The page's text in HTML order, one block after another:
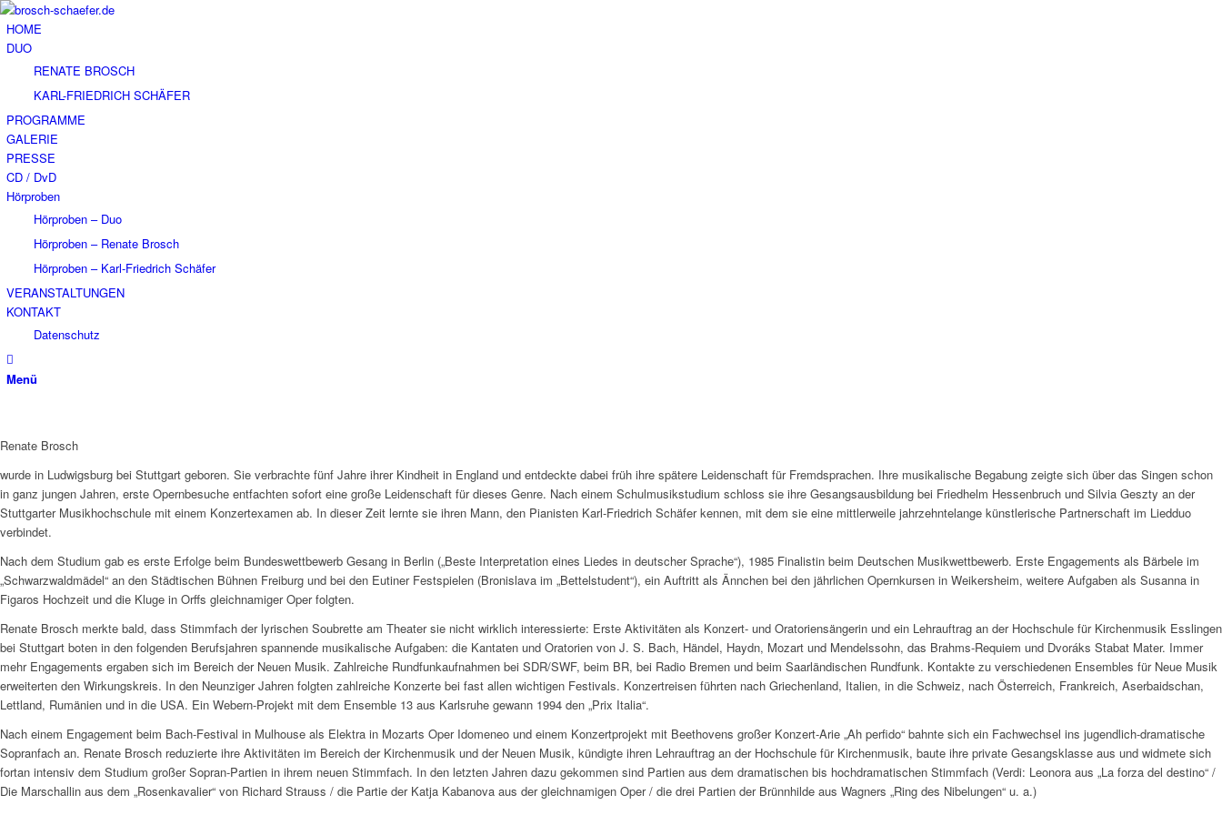
HOME
DUO
RENATE BROSCH
KARL-FRIEDRICH SCHÄFER
PROGRAMME
GALERIE
PRESSE
CD / DvD
Hörproben
Hörproben – Duo
Hörproben – Renate Brosch
Hörproben – Karl-Friedrich Schäfer
VERANSTALTUNGEN
KONTAKT
Datenschutz
Menü
Renate Brosch
wurde in Ludwigsburg bei Stuttgart geboren. Sie verbrachte fünf Jahre ihrer Kindheit in England und entdeckte dabei früh ihre spätere Leidenschaft für Fremdsprachen. Ihre musikalische Begabung zeigte sich über das Singen schon
in ganz jungen Jahren, erste Opernbesuche entfachten sofort eine große Leidenschaft für dieses Genre. Nach einem Schulmusikstudium schloss sie ihre Gesangsausbildung bei Friedhelm Hessenbruch und Silvia Geszty an der
Stuttgarter Musikhochschule mit einem Konzertexamen ab. In dieser Zeit lernte sie ihren Mann, den Pianisten Karl-Friedrich Schäfer kennen, mit dem sie eine mittlerweile jahrzehntelange künstlerische Partnerschaft im Liedduo
verbindet.
Nach dem Studium gab es erste Erfolge beim Bundeswettbewerb Gesang in Berlin („Beste Interpretation eines Liedes in deutscher Sprache“), 1985 Finalistin beim Deutschen Musikwettbewerb. Erste Engagements als Bärbele im
„Schwarzwaldmädel“ an den Städtischen Bühnen Freiburg und bei den Eutiner Festspielen (Bronislava im „Bettelstudent“), ein Auftritt als Ännchen bei den jährlichen Opernkursen in Weikersheim, weitere Aufgaben als Susanna in
Figaros Hochzeit und die Kluge in Orffs gleichnamiger Oper folgten.
Renate Brosch merkte bald, dass Stimmfach der lyrischen Soubrette am Theater sie nicht wirklich interessierte: Erste Aktivitäten als Konzert- und Oratoriensängerin und ein Lehrauftrag an der Hochschule für Kirchenmusik Esslingen
bei Stuttgart boten in den folgenden Berufsjahren spannende musikalische Aufgaben: die Kantaten und Oratorien von J. S. Bach, Händel, Haydn, Mozart und Mendelssohn, das Brahms-Requiem und Dvoráks Stabat Mater. Immer
mehr Engagements ergaben sich im Bereich der Neuen Musik. Zahlreiche Rundfunkaufnahmen bei SDR/SWF, beim BR, bei Radio Bremen und beim Saarländischen Rundfunk. Kontakte zu verschiedenen Ensembles für Neue Musik
erweiterten den Wirkungskreis. In den Neunziger Jahren folgten zahlreiche Konzerte bei fast allen wichtigen Festivals. Konzertreisen führten nach Griechenland, Italien, in die Schweiz, nach Österreich, Frankreich, Aserbaidschan,
Lettland, Rumänien und in die USA. Ein Webern-Projekt mit dem Ensemble 13 aus Karlsruhe gewann 1994 den „Prix Italia“.
Nach einem Engagement beim Bach-Festival in Mulhouse als Elektra in Mozarts Oper Idomeneo und einem Konzertprojekt mit Beethovens großer Konzert-Arie „Ah perfido“ bahnte sich ein Fachwechsel ins jugendlich-dramatische
Sopranfach an. Renate Brosch reduzierte ihre Aktivitäten im Bereich der Kirchenmusik und der Neuen Musik, kündigte ihren Lehrauftrag an der Hochschule für Kirchenmusik, baute ihre private Gesangsklasse aus und widmete sich
fortan intensiv dem Studium großer Sopran-Partien in ihrem neuen Stimmfach. In den letzten Jahren dazu gekommen sind Partien aus dem dramatischen bis hochdramatischen Stimmfach (Verdi: Leonora aus „La forza del destino“ /
Die Marschallin aus dem „Rosenkavalier“ von Richard Strauss / die Partie der Katja Kabanova aus der gleichnamigen Oper / die drei Partien der Brünnhilde aus Wagners „Ring des Nibelungen“ u. a.)